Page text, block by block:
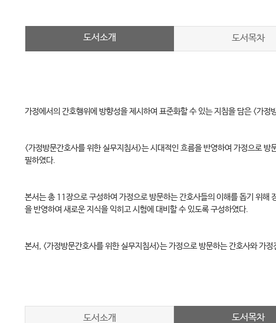
도서소개 도서목차
가정에서의 간호행위에 방향성을 제시하여 표준화할 수 있는 지침을 담은 <가정
<가정방문간호사를 위한 실무지침서>는 시대적인 흐름을 반영하여 가정으로
필하였다.
본서는 총 11장으로 구성하여 가정으로 방문하는 간호사들의 이해를 돕기 위해
을 반영하여 새로운 지식을 익히고 시험에 대비할 수 있도록 구성하였다.
본서, <가정방문간호사를 위한 실무지침서>는 가정으로 방문하는 간호사와 가
도서소개 도서목차